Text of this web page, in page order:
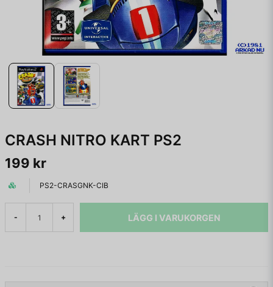
CRASH NITRO KART PS2
199 kr
PS2-CRASGNK-CIB
- + LÄGG I VARUKORGEN